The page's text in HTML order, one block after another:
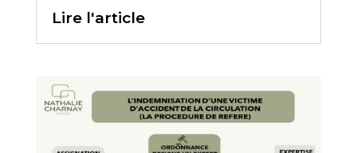
Lire l'article